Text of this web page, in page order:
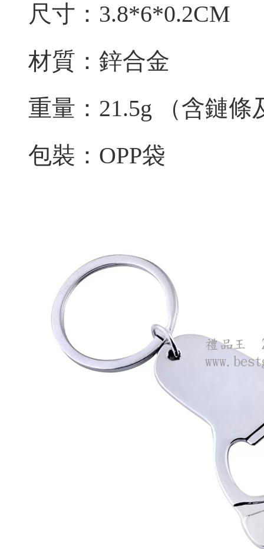
尺寸：3.8*6*0.2CM
材質：鋅合金
重量：21.5g
（含鏈條
包裝：OPP袋